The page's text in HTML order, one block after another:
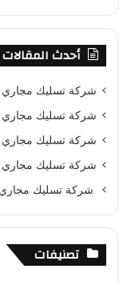
أحدث المقالات
شركة تسليك مجاري
شركة تسليك مجاري
شركة تسليك
شركة تسليك مجاري
شركة تسليك مجاري
تصنيفات